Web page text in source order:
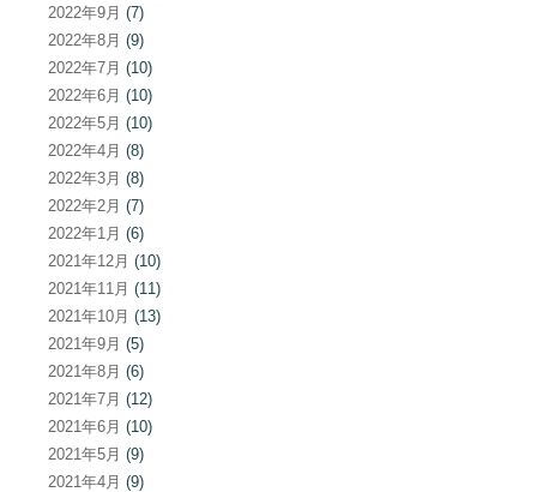
2022年9月 (7)
2022年8月 (9)
2022年7月 (10)
2022年6月 (10)
2022年5月 (10)
2022年4月 (8)
2022年3月 (8)
2022年2月 (7)
2022年1月 (6)
2021年12月 (10)
2021年11月 (11)
2021年10月 (13)
2021年9月 (5)
2021年8月 (6)
2021年7月 (12)
2021年6月 (10)
2021年5月 (9)
2021年4月 (9)